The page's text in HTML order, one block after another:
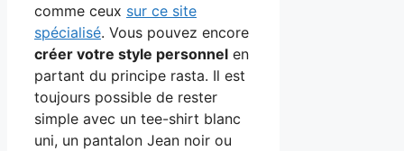
comme ceux sur ce site
spécialisé. Vous pouvez encore
créer votre style personnel en
partant du principe rasta. Il est
toujours possible de rester
simple avec un tee-shirt blanc
uni, un pantalon Jean noir ou